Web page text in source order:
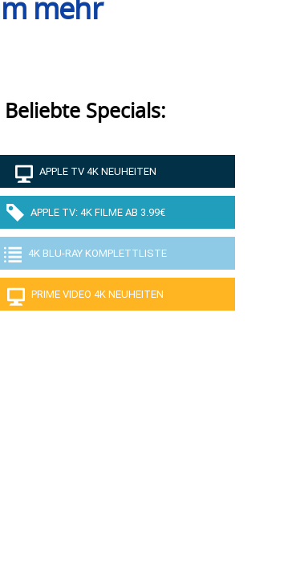
mehr
Beliebte Specials:
APPLE TV 4K NEUHEITEN
APPLE TV: 4K FILME AB 3.99€
4K BLU-RAY KOMPLETTLISTE
PRIME VIDEO 4K NEUHEITEN